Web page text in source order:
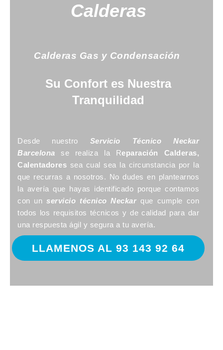
Calderas
Calderas Gas y Condensación
Su Confort es Nuestra
Tranquilidad
Desde nuestro Servicio Técnico Neckar
Barcelona se realiza la Reparación Calderas,
Calentadores sea cual sea la circunstancia por la
que recurras a nosotros. No dudes en plantearnos
la avería que hayas identificado porque contamos
con unservicio técnico Neckarque cumple con
todos los requisitos técnicos y de calidad para dar
una respuesta ágil y segura a tu avería.
LLAMENOS AL 93 143 92 64